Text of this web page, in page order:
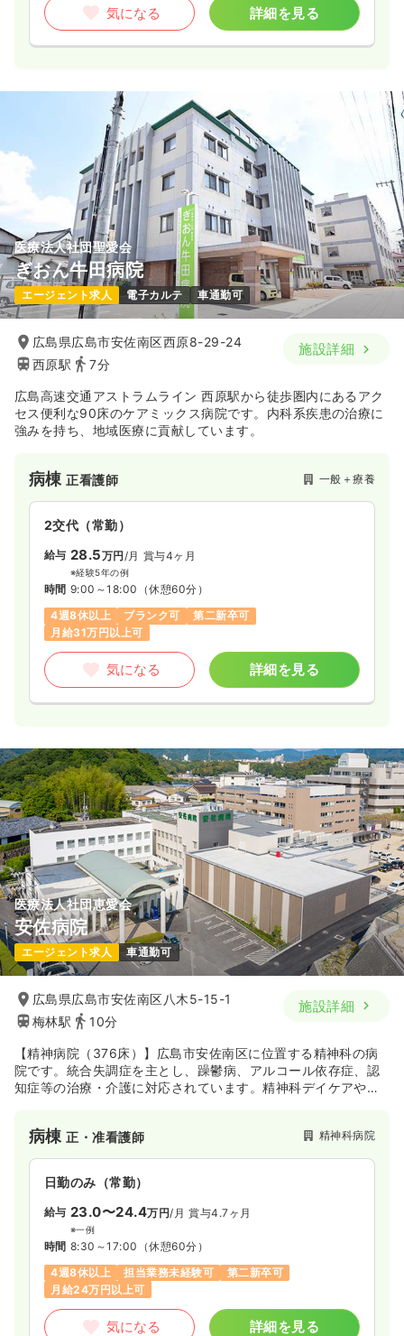
気になる 詳細を見る
医療法人社団聖愛会
ぎおん牛田病院
エージェント求人 電子カルテ 車通勤可
広島県広島市安佐南区西原8-29-24
西原駅
7分
施設詳細
広島高速交通アストラムライン 西原駅から徒歩圏内にあるアク
セス便利な90床のケアミックス病院です。内科系疾患の治療に
強みを持ち、地域医療に貢献しています。
病棟正看護師 一般＋療養
2交代（常勤）
給与 28.5万円/月 賞与4ヶ月
※経験5年の例
時間 9:00～18:00 （休憩60分）
4週8休以上
ブランク可
第二新卒可
月給31万円以上可
気になる 詳細を見る
医療法人社団恵愛会
安佐病院
エージェント求人 車通勤可
広島県広島市安佐南区八木5-15-1
梅林駅
10分
施設詳細
【精神病院（376床）】広島市安佐南区に位置する精神科の病
院です。統合失調症を主とし、躁鬱病、アルコール依存症、認
知症等の治療・介護に対応されています。精神科デイケアや精
病棟正・准看護師 精神科病院
日勤のみ（常勤）
給与 23.0〜24.4万円/月 賞与4.7ヶ月
※一例
時間 8:30～17:00 （休憩60分）
4週8休以上
担当業務未経験可
第二新卒可
月給24万円以上可
気になる 詳細を見る